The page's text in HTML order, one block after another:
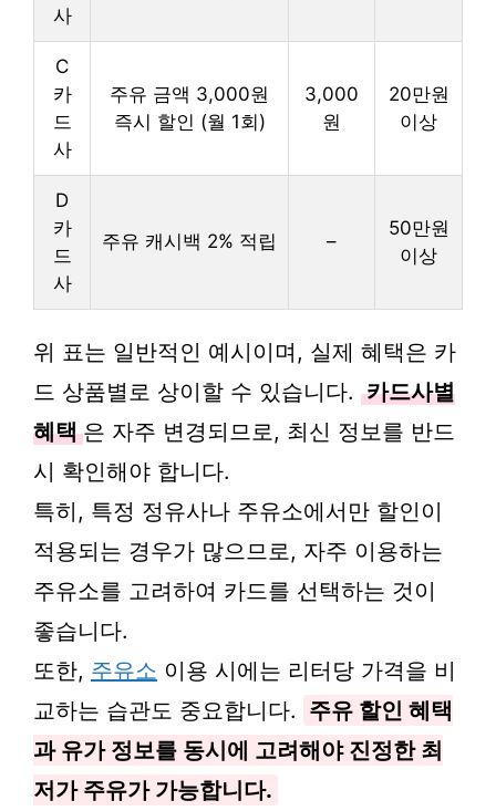
사
C
카
드
사
주유 금액 3,000원
즉시 할인 (월 1회)
3,000
원
20만원
이상
D
카
드
사
주유 캐시백 2% 적립 –
50만원
이상
위 표는 일반적인 예시이며, 실제 혜택은 카
드 상품별로 상이할 수 있습니다. 카드사별
혜택 은 자주 변경되므로, 최신 정보를 반드
시 확인해야 합니다.
특히, 특정 정유사나 주유소에서만 할인이
적용되는 경우가 많으므로, 자주 이용하는
주유소를 고려하여 카드를 선택하는 것이
좋습니다.
또한, 주유소 이용 시에는 리터당 가격을 비
교하는 습관도 중요합니다. 주유 할인 혜택
과 유가 정보를 동시에 고려해야 진정한 최
저가 주유가 가능합니다.